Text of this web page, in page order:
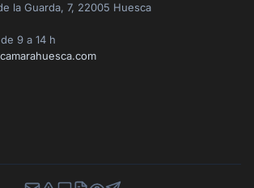
la Guarda, 7, 22005 Huesca
9 a 14 h